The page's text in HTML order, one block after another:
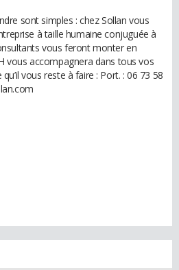
sont simples : chez Sollan vous
à taille humaine conjuguée à
vous feront monter en
vous accompagnera dans tous vos
vous reste à faire : Port. : 06 73 58